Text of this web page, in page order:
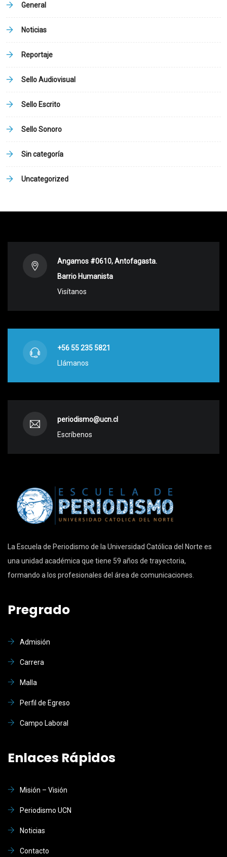
General
Noticias
Reportaje
Sello Audiovisual
Sello Escrito
Sello Sonoro
Sin categoría
Uncategorized
Angamos #0610, Antofagasta.
Barrio Humanista
Visítanos
+56 55 235 5821
Llámanos
periodismo@ucn.cl
Escríbenos
La Escuela de Periodismo de la Universidad Católica del Norte es
una unidad académica que tiene 59 años de trayectoria,
formando a los profesionales del área de comunicaciones.
Pregrado
Admisión
Carrera
Malla
Perfil de Egreso
Campo Laboral
Enlaces Rápidos
Misión – Visión
Periodismo UCN
Noticias
Contacto